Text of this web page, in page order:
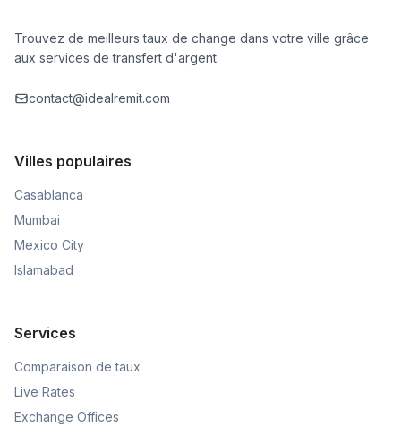
Trouvez de meilleurs taux de change dans votre ville grâce
aux services de transfert d'argent.
contact@idealremit.com
Villes populaires
Casablanca
Mumbai
Mexico City
Islamabad
Services
Comparaison de taux
Live Rates
Exchange Offices